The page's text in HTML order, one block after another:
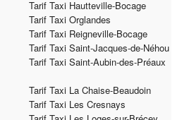
Tarif Taxi Hautteville-Bocage
Tarif Taxi Orglandes
Tarif Taxi Reigneville-Bocage
Tarif Taxi Saint-Jacques-de-Néhou
Tarif Taxi Saint-Aubin-des-Préaux
Tarif Taxi La Chaise-Beaudoin
Tarif Taxi Les Cresnays